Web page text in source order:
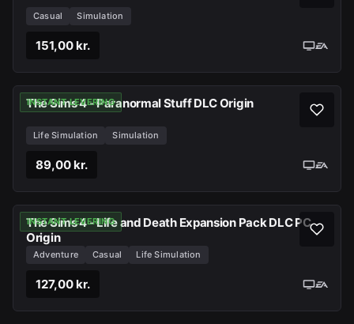
Casual Simulation
151,00 kr.
INSTANT LEVERING
The Sims 4 - Paranormal Stuff DLC Origin
Life Simulation Simulation
89,00 kr.
INSTANT LEVERING
The Sims 4 - Life and Death Expansion Pack DLC PC
Origin
Adventure Casual Life Simulation
127,00 kr.